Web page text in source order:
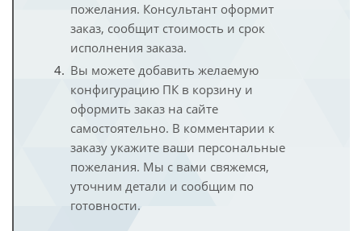
пожелания. Консультант оформит
заказ, сообщит стоимость и срок
исполнения заказа.
Вы можете добавить желаемую
конфигурацию ПК в корзину и
оформить заказ на сайте
самостоятельно. В комментарии к
заказу укажите ваши персональные
пожелания. Мы с вами свяжемся,
уточним детали и сообщим по
готовности.